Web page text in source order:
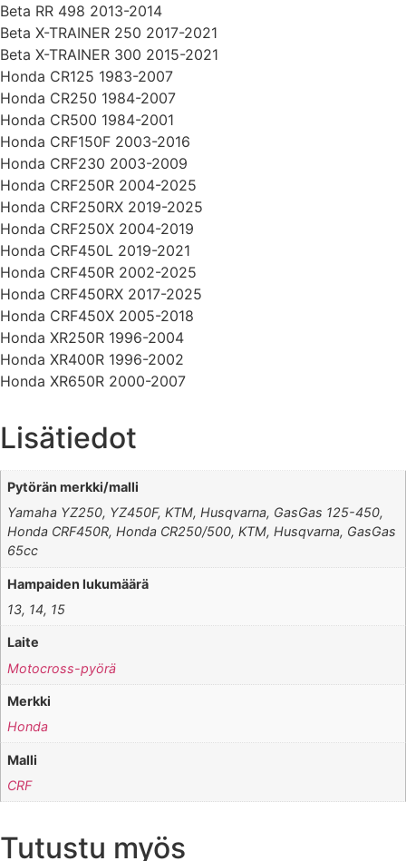
Beta RR 498 2013-2014
Beta X-TRAINER 250 2017-2021
Beta X-TRAINER 300 2015-2021
Honda CR125 1983-2007
Honda CR250 1984-2007
Honda CR500 1984-2001
Honda CRF150F 2003-2016
Honda CRF230 2003-2009
Honda CRF250R 2004-2025
Honda CRF250RX 2019-2025
Honda CRF250X 2004-2019
Honda CRF450L 2019-2021
Honda CRF450R 2002-2025
Honda CRF450RX 2017-2025
Honda CRF450X 2005-2018
Honda XR250R 1996-2004
Honda XR400R 1996-2002
Honda XR650R 2000-2007
Lisätiedot
Pytörän merkki/malli
Yamaha YZ250, YZ450F, KTM, Husqvarna, GasGas 125-450,
Honda CRF450R, Honda CR250/500, KTM, Husqvarna, GasGas
65cc
Hampaiden lukumäärä
13, 14, 15
Laite
Motocross-pyörä
Merkki
Honda
Malli
CRF
Tutustu myös